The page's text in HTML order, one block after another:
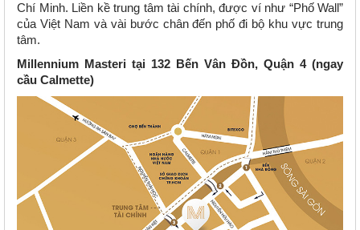
Chí Minh. Liền kề trung tâm tài chính, được ví như “Phố Wall”
của Việt Nam và vài bước chân đến phố đi bộ khu vực trung
tâm.
Millennium Masteri tại 132 Bến Vân Đồn, Quận 4 (ngay
cầu Calmette)